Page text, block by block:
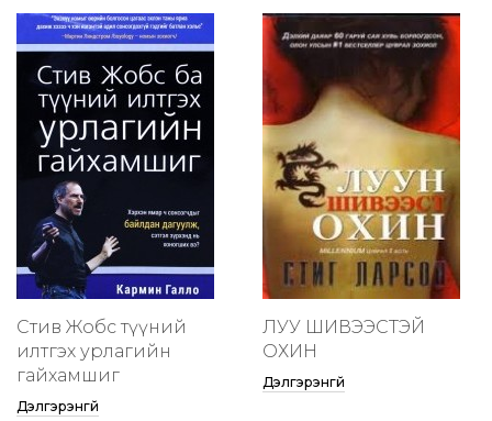
Стив Жобс түүний
илтгэх урлагийн
гайхамшиг
Дэлгэрэнгүй
ЛУУ ШИВЭЭСТЭЙ
ОХИН
Дэлгэрэнгүй